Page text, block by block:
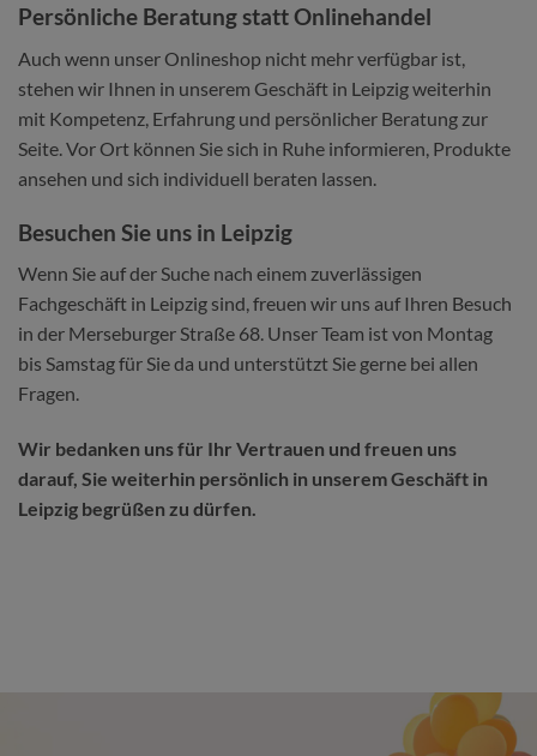
Persönliche Beratung statt Onlinehandel
Auch wenn unser Onlineshop nicht mehr verfügbar ist,
stehen wir Ihnen in unserem Geschäft in Leipzig weiterhin
mit Kompetenz, Erfahrung und persönlicher Beratung zur
Seite. Vor Ort können Sie sich in Ruhe informieren, Produkte
ansehen und sich individuell beraten lassen.
Besuchen Sie uns in Leipzig
Wenn Sie auf der Suche nach einem zuverlässigen
Fachgeschäft in Leipzig sind, freuen wir uns auf Ihren Besuch
in der Merseburger Straße 68. Unser Team ist von Montag
bis Samstag für Sie da und unterstützt Sie gerne bei allen
Fragen.
Wir bedanken uns für Ihr Vertrauen und freuen uns
darauf, Sie weiterhin persönlich in unserem Geschäft in
Leipzig begrüßen zu dürfen.